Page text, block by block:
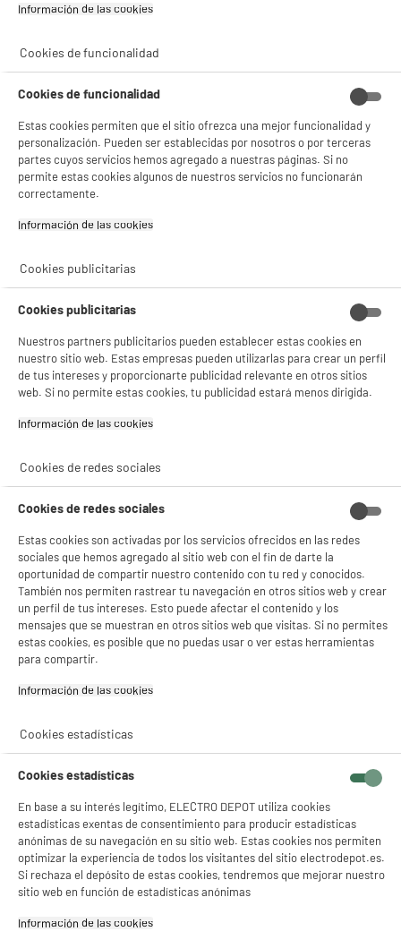
Comprados juntos habitualmente
PRECIO IMBATIBLE
CARTUCHO DE TINTA
ELECTRO DEPOT
7 €99
PRECIO IMBATIBLE
Características
Marca
Color Negro
Características adicionales
Compatibilidad:
Epson Expression Home XP-
2200/2205/3200/3205/4200
/4205; WorkForce WF-
advertencias de uso.
Nombre del fabricante,
nombre de la empresa o marca
registrada
ELECTRO DEPOT FRANCE
Información de las cookies‎
Cookies de funcionalidad
Cookies de funcionalidad
Estas cookies permiten que el sitio ofrezca una mejor funcionalidad y
personalización. Pueden ser establecidas por nosotros o por terceras
partes cuyos servicios hemos agregado a nuestras páginas. Si no
permite estas cookies algunos de nuestros servicios no funcionarán
correctamente.
Información de las cookies‎
Cookies publicitarias
Cookies publicitarias
Nuestros partners publicitarios pueden establecer estas cookies en
nuestro sitio web. Estas empresas pueden utilizarlas para crear un perfil
de tus intereses y proporcionarte publicidad relevante en otros sitios
web. Si no permite estas cookies, tu publicidad estará menos dirigida.
Información de las cookies‎
Cookies de redes sociales
Cookies de redes sociales
Estas cookies son activadas por los servicios ofrecidos en las redes
sociales que hemos agregado al sitio web con el fin de darte la
oportunidad de compartir nuestro contenido con tu red y conocidos.
También nos permiten rastrear tu navegación en otros sitios web y crear
un perfil de tus intereses. Esto puede afectar el contenido y los
mensajes que se muestran en otros sitios web que visitas. Si no permites
estas cookies, es posible que no puedas usar o ver estas herramientas
para compartir.
Información de las cookies‎
Cookies estadísticas
Cookies estadísticas
En base a su interés legítimo, ELECTRO DEPOT utiliza cookies
estadísticas exentas de consentimiento para producir estadísticas
anónimas de su navegación en su sitio web. Estas cookies nos permiten
optimizar la experiencia de todos los visitantes del sitio electrodepot.es.
Si rechaza el depósito de estas cookies, tendremos que mejorar nuestro
sitio web en función de estadísticas anónimas
Información de las cookies‎